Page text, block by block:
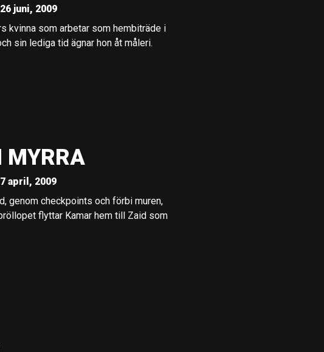
juni, 2009
kvinna som arbetar som hembiträde i
sin lediga tid ägnar hon åt måleri.
MYRRA
april, 2009
genom checkpoints och förbi muren,
flyttar Kamar hem till Zaid som